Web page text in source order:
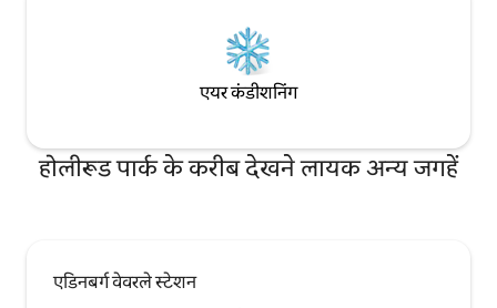
एयर कंडीशनिंग
होलीरूड पार्क के करीब देखने लायक अन्य जगहें
एडिनबर्ग वेवरले स्टेशन